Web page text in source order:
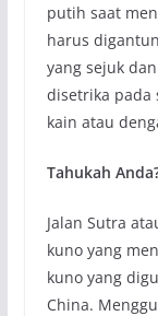
putih saat
harus
yang sejuk
disetrika pada
kain atau
Tahukah
Jalan Sutra
kuno yang
kuno yang
China.